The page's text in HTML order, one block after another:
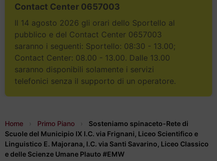
Contact Center 0657003
Il 14 agosto 2026 gli orari dello Sportello al
pubblico e del Contact Center 0657003
saranno i seguenti: Sportello: 08:30 - 13.00;
Contact Center: 08.00 - 13.00. Dalle 13.00
saranno disponibili solamente i servizi
telefonici senza il supporto di un operatore.
Home › Primo Piano ›
Sosteniamo spinaceto-Rete di
Scuole del Municipio IX I.C. via Frignani, Liceo Scientifico e
Linguistico E. Majorana, I.C. via Santi Savarino, Liceo Classico
e delle Scienze Umane Plauto #EMW